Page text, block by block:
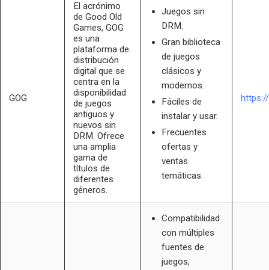
GOG
El acrónimo
de Good Old
Games, GOG
es una
plataforma de
distribución
digital que se
centra en la
disponibilidad
de juegos
antiguos y
nuevos sin
DRM. Ofrece
una amplia
gama de
títulos de
diferentes
géneros.
Juegos sin
DRM.
Gran biblioteca
de juegos
clásicos y
modernos.
Fáciles de
instalar y usar.
Frecuentes
ofertas y
ventas
temáticas.
Compatibilidad
con múltiples
fuentes de
juegos,